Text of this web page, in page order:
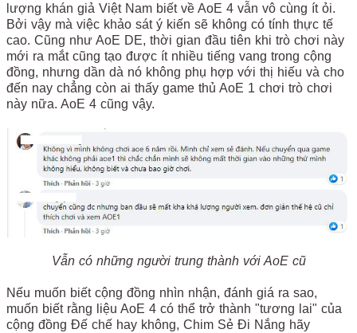
lượng khán giả Việt Nam biết về AoE 4 vẫn vô cùng ít ỏi.
Bởi vậy mà việc khảo sát ý kiến sẽ không có tính thực tế
cao. Cũng như AoE DE, thời gian đầu tiên khi trò chơi này
mới ra mắt cũng tạo được ít nhiều tiếng vang trong cộng
đồng, nhưng dần dà nó không phụ hợp với thị hiếu và cho
đến nay chẳng còn ai thấy game thủ AoE 1 chơi trò chơi
này nữa. AoE 4 cũng vậy.
Vẫn có những người trung thành với AoE cũ
Nếu muốn biết cộng đồng nhìn nhận, đánh giá ra sao,
muốn biết rằng liệu AoE 4 có thể trở thành "tương lai" của
cộng đồng Đế chế hay không, Chim Sẻ Đi Nắng hãy